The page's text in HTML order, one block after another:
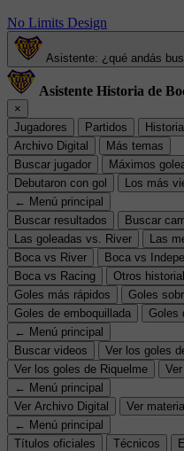
No Limits Design
Asistente: ¿qué andás
Asistente Historia de
×
Jugadores
Partidos
Archivo Digital
Más temas
Buscar jugador
Máximos
Debutaron con gol
Los más
← Menú principal
Buscar resultados
Buscar
Las goleadas vs. River
Las
Boca vs River
Boca vs
Boca vs Racing
Otros
Goles más rápidos
Goles
Goles de emboquillada
Goles
← Menú principal
Buscar videos
Ver los goles
Ver los goles de Riquelme
← Menú principal
Ver Archivo Digital
Ver
← Menú principal
Títulos oficiales
Técnicos